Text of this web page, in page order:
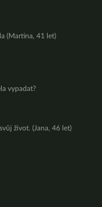
(Martina, 41 let)
vypadat?
život. (Jana, 46 let)